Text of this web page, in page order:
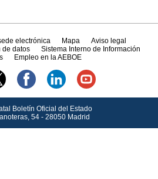
electrónica Mapa
Aviso legal
de datos
Sistema Interno de Información
Empleo en la AEBOE
Boletín Oficial del Estado
54 - 28050 Madrid